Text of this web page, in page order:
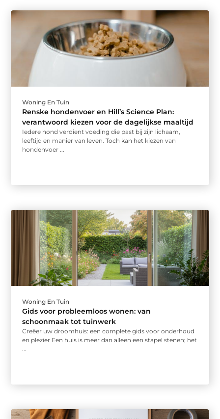
Woning En Tuin
Renske hondenvoer en Hill’s Science Plan:
verantwoord kiezen voor de dagelijkse maaltijd
Iedere hond verdient voeding die past bij zijn lichaam,
leeftijd en manier van leven. Toch kan het kiezen van
hondenvoer ...
Woning En Tuin
Gids voor probleemloos wonen: van
schoonmaak tot tuinwerk
Creëer uw droomhuis: een complete gids voor onderhoud
en plezier Een huis is meer dan alleen een stapel stenen; het
...